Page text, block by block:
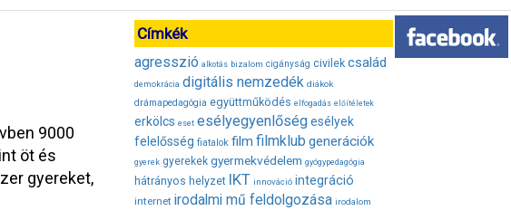
9000
öt és
gyereket,
Címkék
agresszió alkotás bizalom cigányság civilek család
demokrácia digitális nemzedék diákok
drámapedagógia együttműködés elfogadás előítéletek
erkölcs eset esélyegyenlőségesélyek
felelősség fiatalok film filmklub generációk
gyerek gyerekek gyermekvédelem gyógypedagógia
hátrányos helyzet IKT innováció integráció
internet irodalmi mű feldolgozása irodalom